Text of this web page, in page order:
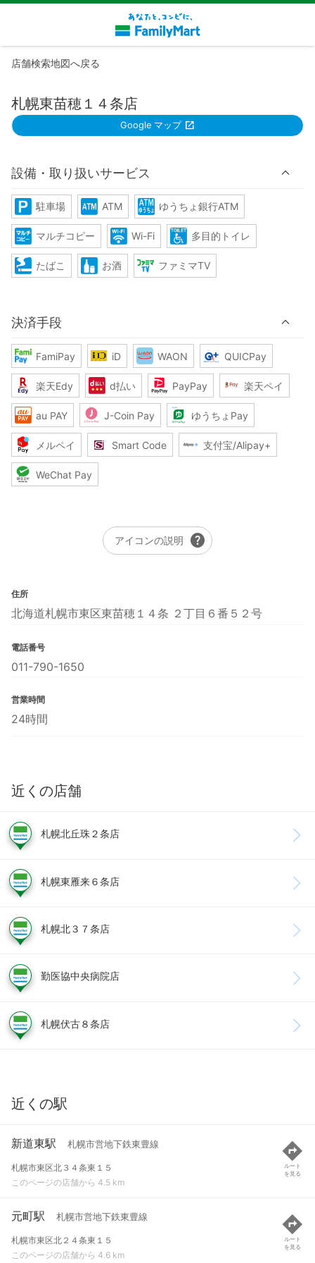
店舗検索地図へ戻る
札幌東苗穂１４条店
Google マップ
設備・取り扱いサービス
駐車場 ATM ゆうちょ銀行ATM
マルチコピー Wi-Fi 多目的トイレ
たばこ お酒 ファミマTV
決済手段
FamiPay iD WAON QUICPay
楽天Edy d払い PayPay 楽天ペイ
au PAY J-Coin Pay ゆうちょPay
メルペイ Smart Code 支付宝/Alipay+
WeChat Pay
アイコンの説明 help
住所
北海道札幌市東区東苗穂１４条 ２丁目６番５２号
電話番号
011-790-1650
営業時間
24時間
近くの店舗
札幌北丘珠２条店
札幌東雁来６条店
札幌北３７条店
勤医協中央病院店
札幌伏古８条店
近くの駅
新道東駅 札幌市営地下鉄東豊線
札幌市東区北３４条東１５
このページの店舗から 4.5 km
ルート
を見る
元町駅 札幌市営地下鉄東豊線
札幌市東区北２４条東１５
このページの店舗から 4.6 km
ルート
を見る